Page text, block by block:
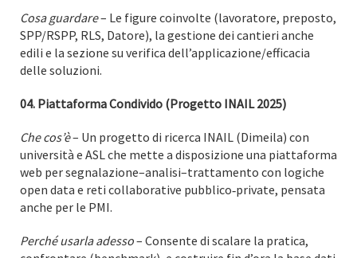
Cosa guardare– Le figure coinvolte (lavoratore, preposto,
SPP/RSPP, RLS, Datore), la gestione dei cantieri anche
edili e la sezione su verifica dell’applicazione/efficacia
delle soluzioni.
04. Piattaforma Condivido (Progetto INAIL 2025)
Che cos’è– Un progetto di ricerca INAIL (Dimeila) con
università e ASL che mette a disposizione una piattaforma
web per segnalazione–analisi–trattamento con logiche
open data e reti collaborative pubblico‑private, pensata
anche per le PMI.
Perché usarla adesso– Consente di scalare la pratica,